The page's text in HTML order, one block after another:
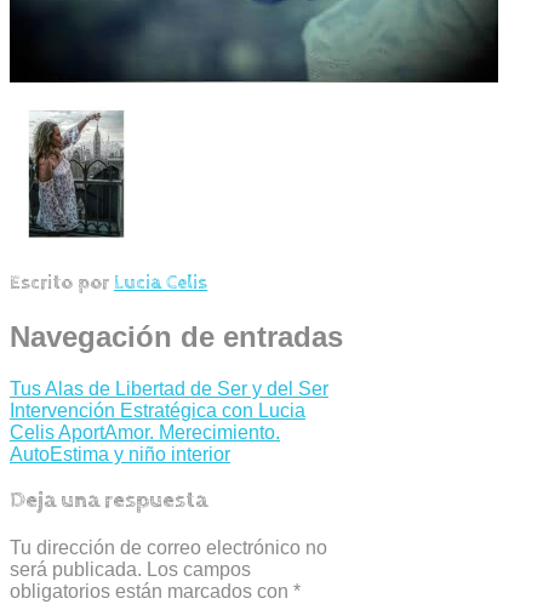
Escrito por Lucia Celis
Navegación de entradas
Tus Alas de Libertad de Ser y del Ser
Intervención Estratégica con Lucia
Celis AportAmor. Merecimiento.
AutoEstima y niño interior
Deja una respuesta
Tu dirección de correo electrónico no
será publicada. Los campos
obligatorios están marcados con *